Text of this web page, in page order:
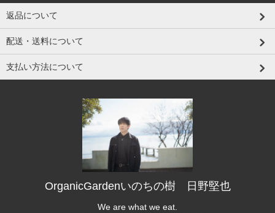
返品について
配送・送料について
支払い方法について
OrganicGardenいのちの樹 日野堅也
We are what we eat.